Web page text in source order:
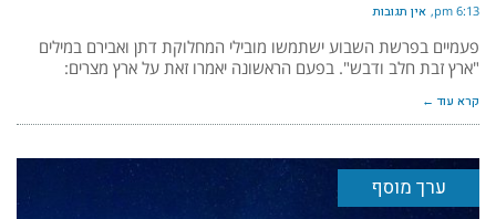
6:13 pm אין תגובות
פעמיים בפרשת השבוע ישתמשו מובילי המחלוקת דתן ואבירם במילים
"ארץ זבת חלב ודבש". בפעם הראשונה יאמרו זאת על ארץ מצרים:
קרא עוד ←
ערך מוסף